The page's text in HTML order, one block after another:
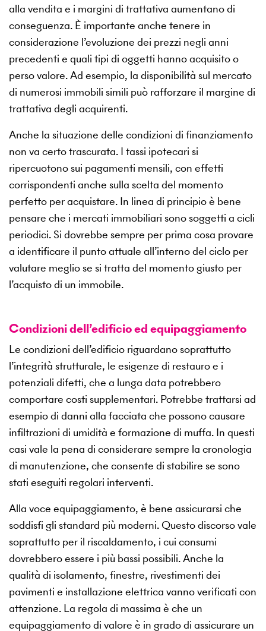
alla vendita e i margini di trattativa aumentano di
conseguenza. È importante anche tenere in
considerazione l’evoluzione dei prezzi negli anni
precedenti e quali tipi di oggetti hanno acquisito o
perso valore. Ad esempio, la disponibilità sul mercato
di numerosi immobili simili può rafforzare il margine di
trattativa degli acquirenti.
Anche la situazione delle condizioni di finanziamento
non va certo trascurata. I tassi ipotecari si
ripercuotono sui pagamenti mensili, con effetti
corrispondenti anche sulla scelta del momento
perfetto per acquistare. In linea di principio è bene
pensare che i mercati immobiliari sono soggetti a cicli
periodici. Si dovrebbe sempre per prima cosa provare
a identificare il punto attuale all’interno del ciclo per
valutare meglio se si tratta del momento giusto per
l’acquisto di un immobile.
Condizioni dell’edificio ed equipaggiamento
Le condizioni dell’edificio riguardano soprattutto
l’integrità strutturale, le esigenze di restauro e i
potenziali difetti, che a lunga data potrebbero
comportare costi supplementari. Potrebbe trattarsi ad
esempio di danni alla facciata che possono causare
infiltrazioni di umidità e formazione di muffa. In questi
casi vale la pena di considerare sempre la cronologia
di manutenzione, che consente di stabilire se sono
stati eseguiti regolari interventi.
Alla voce equipaggiamento, è bene assicurarsi che
soddisfi gli standard più moderni. Questo discorso vale
soprattutto per il riscaldamento, i cui consumi
dovrebbero essere i più bassi possibili. Anche la
qualità di isolamento, finestre, rivestimenti dei
pavimenti e installazione elettrica vanno verificati con
attenzione. La regola di massima è che un
equipaggiamento di valore è in grado di assicurare un